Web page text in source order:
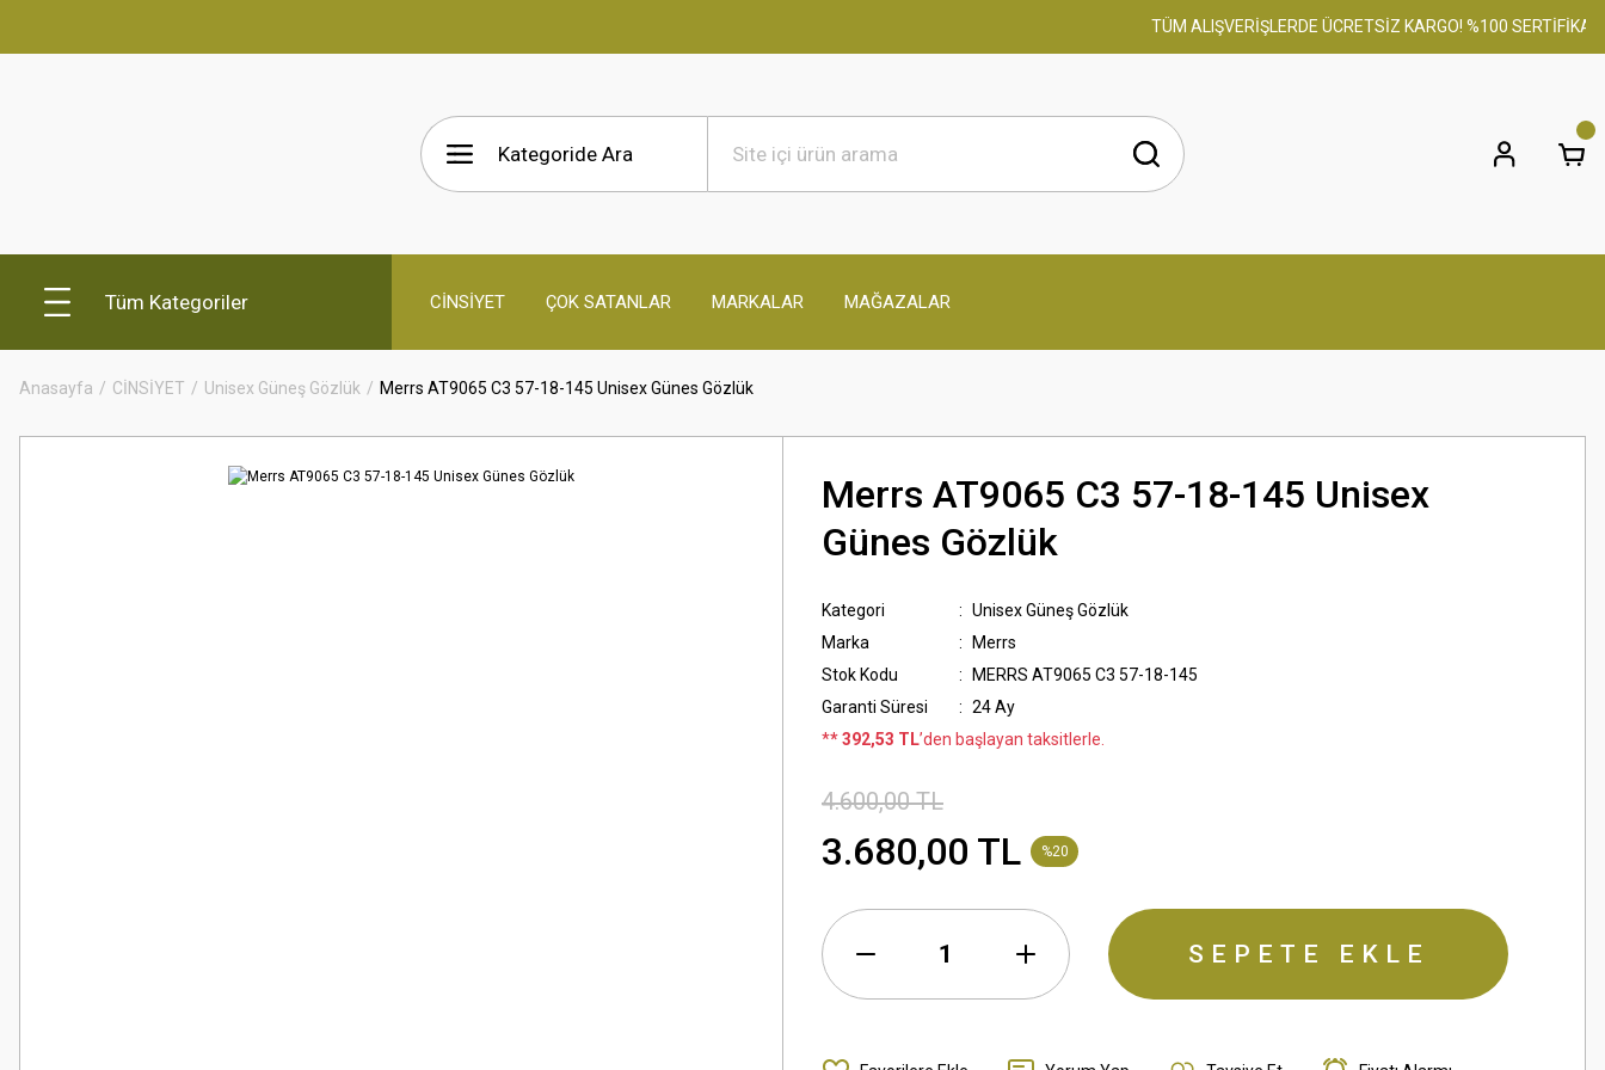
TÜM ALIŞVERİŞLERDE ÜCRETSİZ KARGO! %100 SERTİFİKALI
Tüm Kategoriler CİNSİYET ÇOK SATANLAR MARKALAR MAĞAZALAR
Anasayfa CİNSİYET Unisex Güneş Gözlük Merrs AT9065 C3 57-18-145 Unisex Günes Gözlük
Merrs AT9065 C3 57-18-145 Unisex
Günes Gözlük
Kategori
Unisex Güneş Gözlük
Marka
Merrs
Stok Kodu
MERRS AT9065 C3 57-18-145
Garanti Süresi
24 Ay
** 392,53 TL’den başlayan taksitlerle.
4.600,00 TL
3.680,00 TL %20
SEPETE EKLE